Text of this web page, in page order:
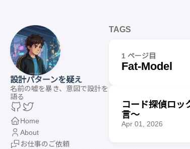
設計パターンを疑え
名前の嘘を暴き、意図で設計を
語る
Home
About
お仕事のご依頼
TAGS
1 ページ目
Fat-Model
コード探偵ロ
言〜
Apr 01, 2026